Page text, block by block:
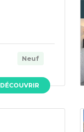
DÉCOUVRIR
Neuf